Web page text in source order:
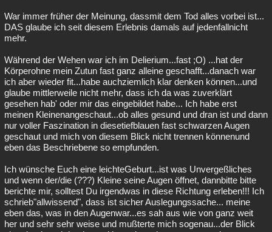
War immer früher der Meinung, dassmit dem Tod alles vorbei ist...
DAS glaube ich seit diesem Erlebnis damals auf jedenfallnicht
mehr.
Während der Wehen war ich im Delierium...fast ;O) ...hat der
Körperohne mein Zutun fast ganz alleine geschafft...danach war
ich aber wieder fit...habe auchziemlich klar denken können...und
glaube mittlerweile nicht mehr, dass ich da was zuverklärt
gesehen hab' oder mir das eingebildet habe... Ich habe erst
meinen Kleinenangeschaut...ob alles gesund und dran ist und dann
nur voller Faszination in diesetiefblauen fast schwarzen Augen
geschaut und mich von diesem Blick nicht trennen könnenund
eben das Beschriebene so empfunden.
Ich wünsche Euch eine leichteGeburt...ist was Unvergeßliches
und wenn der/die (???) Kleine seine Augen öffnet, dannbitte bitte
berichte mir, solltest Du irgendwas in diese Richtung erleben!!! Ich
schrieb"allwissend", dass ist sicher Auslegungssache... meine
eben das, was in den Augenwar...es sah aus wie von ganz weit
her und sehr sehr weise und mußterte mich sogenau...der Blick